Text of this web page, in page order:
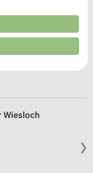
❯
Wiesloch
Entwicklung und
Daten zur Auswahl
und in die